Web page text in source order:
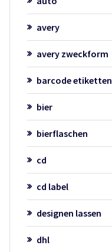
avery
avery zweckform
barcode etiketten
bier
bierflaschen
cd
cd label
designen lassen
dhl